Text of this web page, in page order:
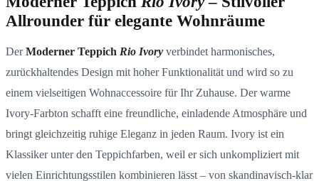
Allrounder für elegante Wohnräume
DerModerner Teppich Rio Ivory verbindet harmonisches,
zurückhaltendes Design mit hoher Funktionalität und wird so zu
einem vielseitigen Wohnaccessoire für Ihr Zuhause. Der warme
Ivory‑Farbton schafft eine freundliche, einladende Atmosphäre und
bringt gleichzeitig ruhige Eleganz in jeden Raum. Ivory ist ein
Klassiker unter den Teppichfarben, weil er sich unkompliziert mit
vielen Einrichtungsstilen kombinieren lässt – von skandinavisch‑klar